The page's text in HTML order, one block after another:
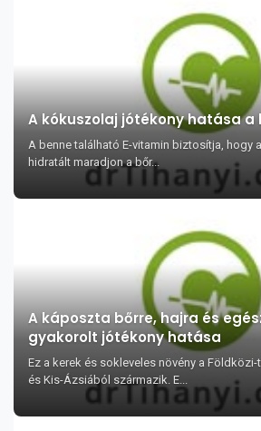
A kókuszolaj jótékony hatása
A benne található E-vitamin biztosítja, hogy
hidratált maradjon a bőr...
A káposzta bőrre, hajra és
gyakorolt jótékony hatása
Ez a kerek és sokleveles növény a
és Kis-Ázsiából származik. E...